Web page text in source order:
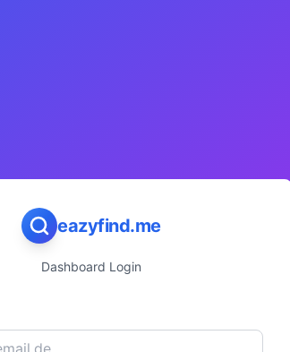
eazyfind.me
Dashboard Login